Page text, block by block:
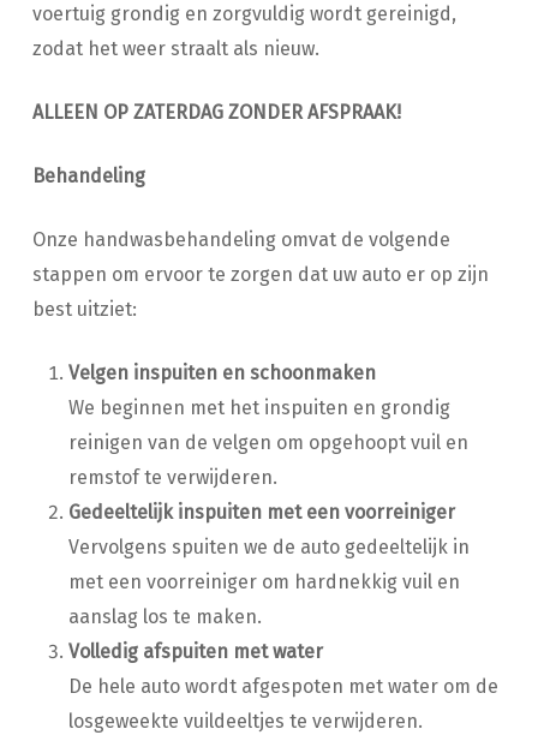
voertuig grondig en zorgvuldig wordt gereinigd,
zodat het weer straalt als nieuw.
ALLEEN OP ZATERDAG ZONDER AFSPRAAK!
Behandeling
Onze handwasbehandeling omvat de volgende
stappen om ervoor te zorgen dat uw auto er op zijn
best uitziet:
Velgen inspuiten en schoonmaken
We beginnen met het inspuiten en grondig
reinigen van de velgen om opgehoopt vuil en
remstof te verwijderen.
Gedeeltelijk inspuiten met een voorreiniger
Vervolgens spuiten we de auto gedeeltelijk in
met een voorreiniger om hardnekkig vuil en
aanslag los te maken.
Volledig afspuiten met water
De hele auto wordt afgespoten met water om de
losgeweekte vuildeeltjes te verwijderen.